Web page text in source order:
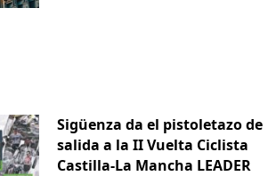
Sigüenza da el pistoletazo de
salida a la II Vuelta Ciclista
Castilla-La Mancha LEADER